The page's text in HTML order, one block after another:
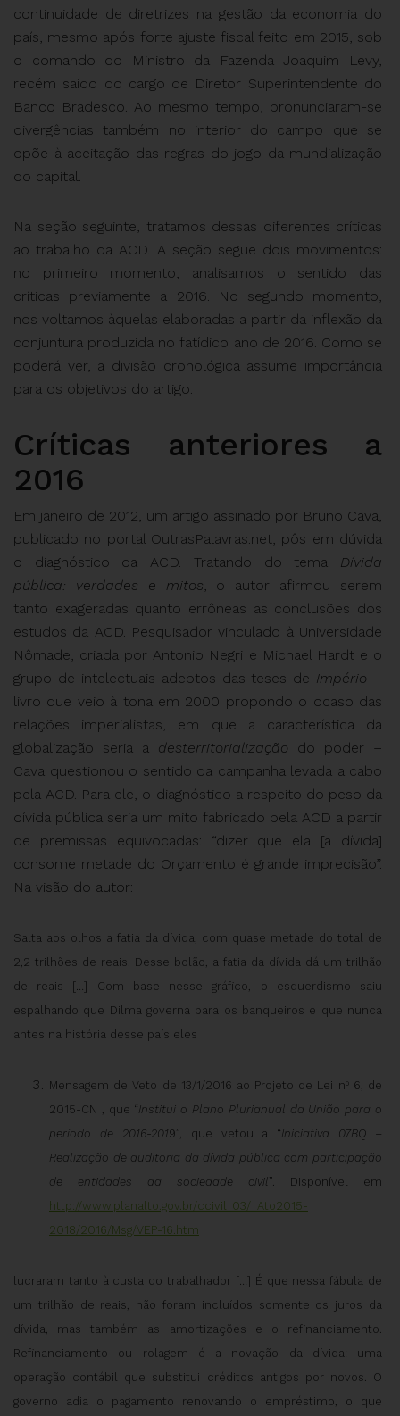
continuidade de diretrizes na gestão da economia do
país, mesmo após forte ajuste fiscal feito em 2015, sob
o comando do Ministro da Fazenda Joaquim Levy,
recém saído do cargo de Diretor Superintendente do
Banco Bradesco. Ao mesmo tempo, pronunciaram-se
divergências também no interior do campo que se
opõe à aceitação das regras do jogo da mundialização
do capital.
Na seção seguinte, tratamos dessas diferentes críticas
ao trabalho da ACD. A seção segue dois movimentos:
no primeiro momento, analisamos o sentido das
críticas previamente a 2016. No segundo momento,
nos voltamos àquelas elaboradas a partir da inflexão da
conjuntura produzida no fatídico ano de 2016. Como se
poderá ver, a divisão cronológica assume importância
para os objetivos do artigo.
Críticas anteriores a
2016
Em janeiro de 2012, um artigo assinado por Bruno Cava,
publicado no portal OutrasPalavras.net, pôs em dúvida
o diagnóstico da ACD. Tratando do tema Dívida
pública: verdades e mitos, o autor afirmou serem
tanto exageradas quanto errôneas as conclusões dos
estudos da ACD. Pesquisador vinculado à Universidade
Nômade, criada por Antonio Negri e Michael Hardt e o
grupo de intelectuais adeptos das teses de Império –
livro que veio à tona em 2000 propondo o ocaso das
relações imperialistas, em que a característica da
globalização seria a desterritorialização do poder –
Cava questionou o sentido da campanha levada a cabo
pela ACD. Para ele, o diagnóstico a respeito do peso da
dívida pública seria um mito fabricado pela ACD a partir
de premissas equivocadas: “dizer que ela [a dívida]
consome metade do Orçamento é grande imprecisão”.
Na visão do autor:
Salta aos olhos a fatia da dívida, com quase metade do total de
2,2 trilhões de reais. Desse bolão, a fatia da dívida dá um trilhão
de reais […] Com base nesse gráfico, o esquerdismo saiu
espalhando que Dilma governa para os banqueiros e que nunca
antes na história desse país eles
Mensagem de Veto de 13/1/2016 ao Projeto de Lei nº 6, de
2015-CN , que “Institui o Plano Plurianual da União para o
período de 2016-2019”, que vetou a “Iniciativa 07BQ –
Realização de auditoria da dívida pública com participação
de entidades da sociedade civil”. Disponível em
http://www.planalto.gov.br/ccivil_03/_Ato2015-
2018/2016/Msg/VEP-16.htm
lucraram tanto à custa do trabalhador […] É que nessa fábula de
um trilhão de reais, não foram incluídos somente os juros da
dívida, mas também as amortizações e o refinanciamento.
Refinanciamento ou rolagem é a novação da dívida: uma
operação contábil que substitui créditos antigos por novos. O
governo adia o pagamento renovando o empréstimo, o que